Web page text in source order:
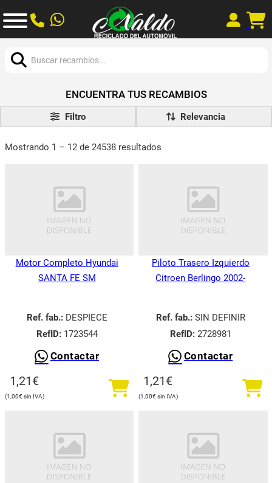
ENCUENTRA TUS RECAMBIOS
Filtro
Mostrando 1 – 12 de 24538 resultados
Motor Completo Hyundai
SANTA FE SM
Ref. fab.:DESPIECE
RefID:1723544
Contactar
1,21€
1,00€
Piloto Trasero Izquierdo
Citroen Berlingo 2002-
Ref. fab.:SIN DEFINIR
RefID:2728981
Contactar
1,21€
1,00€